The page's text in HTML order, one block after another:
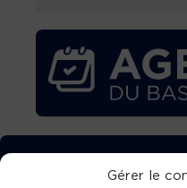
Gérer le